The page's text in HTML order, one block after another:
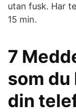
utan fusk. Har
15 min.
7
som du
din